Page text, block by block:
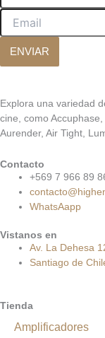
ENVIAR
Explora una variedad
cine, como
Aurender, Air Tight,
Contacto
+569 7 966 89
WhatsAapp
Vistanos en
Av. La Dehesa
Santiago de
Tienda
Amplificadores